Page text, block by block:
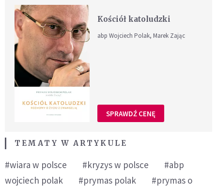
Kościół katoludzki
abp Wojciech Polak, Marek Zając
SPRAWDŹ CENĘ
TEMATY W ARTYKULE
#wiara w polsce #kryzys w polsce
#abp
wojciech polak
#prymas polak
#prymas o